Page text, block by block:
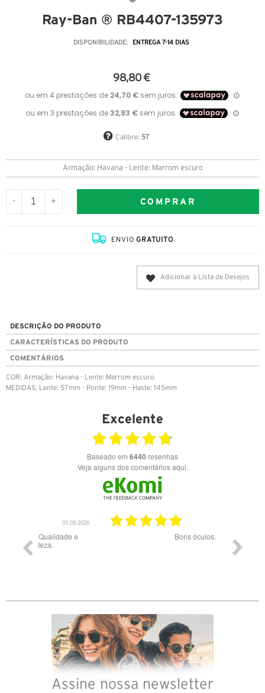
Ray-Ban ® RB4407-135973
DISPONIBILIDADE: ENTREGA 7-14 DIAS
98,80 €
Calibre: 57
Armação: Havana - Lente: Marrom escuro
- + COMPRAR
ENVIOGRATUITO
Adicionar à Lista de Desejos
DESCRIÇÃO DO PRODUTO
CARACTERÍSTICAS DO PRODUTO
COMENTÁRIOS
COR: Armação: Havana - Lente: Marrom escuro
MEDIDAS: Lente: 57mm - Ponte: 19mm - Haste: 145mm
Excelente
Baseado em 6440 resenhas
Veja alguns dos comentários aqui.
Assine nossa newsletter